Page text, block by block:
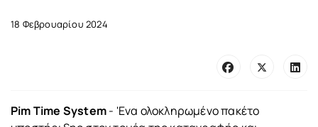
18 Φεβρουαρίου 2024
Pim Time System- 'Eνα ολοκληρωμένο πακέτο